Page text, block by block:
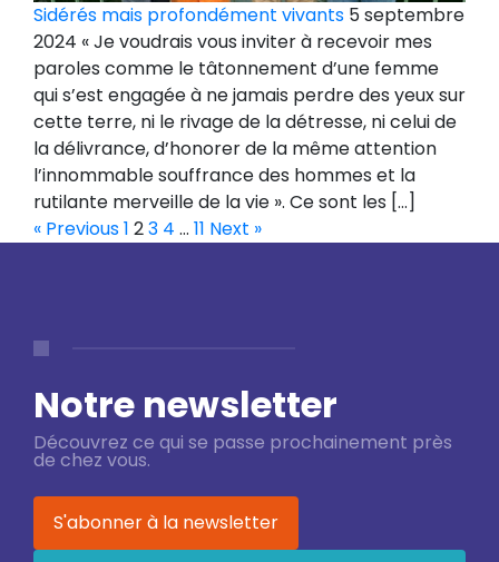
Sidérés mais profondément vivants 5 septembre
2024 « Je voudrais vous inviter à recevoir mes
paroles comme le tâtonnement d’une femme
qui s’est engagée à ne jamais perdre des yeux sur
cette terre, ni le rivage de la détresse, ni celui de
la délivrance, d’honorer de la même attention
l’innommable souffrance des hommes et la
rutilante merveille de la vie ». Ce sont les […]
« Previous1 23 4 … 11 Next »
Notre newsletter
Découvrez ce qui se passe prochainement près
de chez vous.
S'abonner à la newsletter